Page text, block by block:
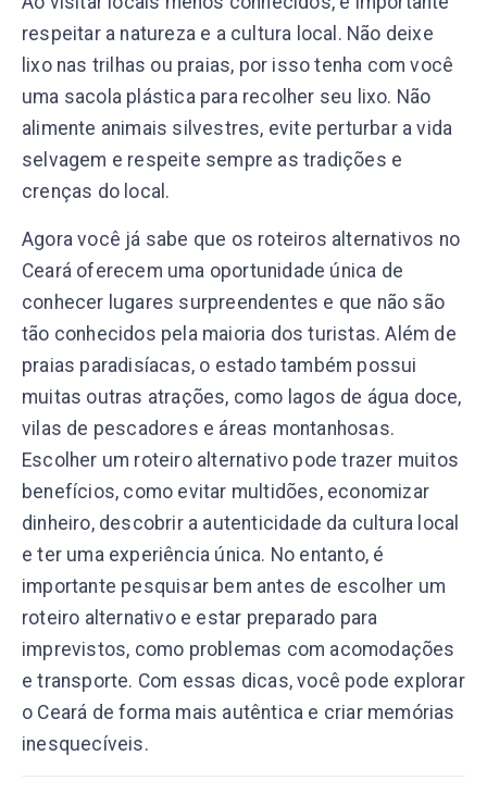
respeitar a natureza e a cultura local. Não deixe
lixo nas trilhas ou praias, por isso tenha com você
uma sacola plástica para recolher seu lixo. Não
alimente animais silvestres, evite perturbar a vida
selvagem e respeite sempre as tradições e
crenças do local.
Agora você já sabe que os roteiros alternativos no
Ceará oferecem uma oportunidade única de
conhecer lugares surpreendentes e que não são
tão conhecidos pela maioria dos turistas. Além de
praias paradisíacas, o estado também possui
muitas outras atrações, como lagos de água doce,
vilas de pescadores e áreas montanhosas.
Escolher um roteiro alternativo pode trazer muitos
benefícios, como evitar multidões, economizar
dinheiro, descobrir a autenticidade da cultura local
e ter uma experiência única. No entanto, é
importante pesquisar bem antes de escolher um
roteiro alternativo e estar preparado para
imprevistos, como problemas com acomodações
e transporte. Com essas dicas, você pode explorar
o Ceará de forma mais autêntica e criar memórias
inesquecíveis.